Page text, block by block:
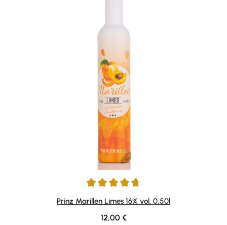
Durchschnittliche Bewertung von 4.78 von 5 Sternen
Prinz Marillen Limes 16% vol. 0,50l
Regulärer Preis:
12,00 €